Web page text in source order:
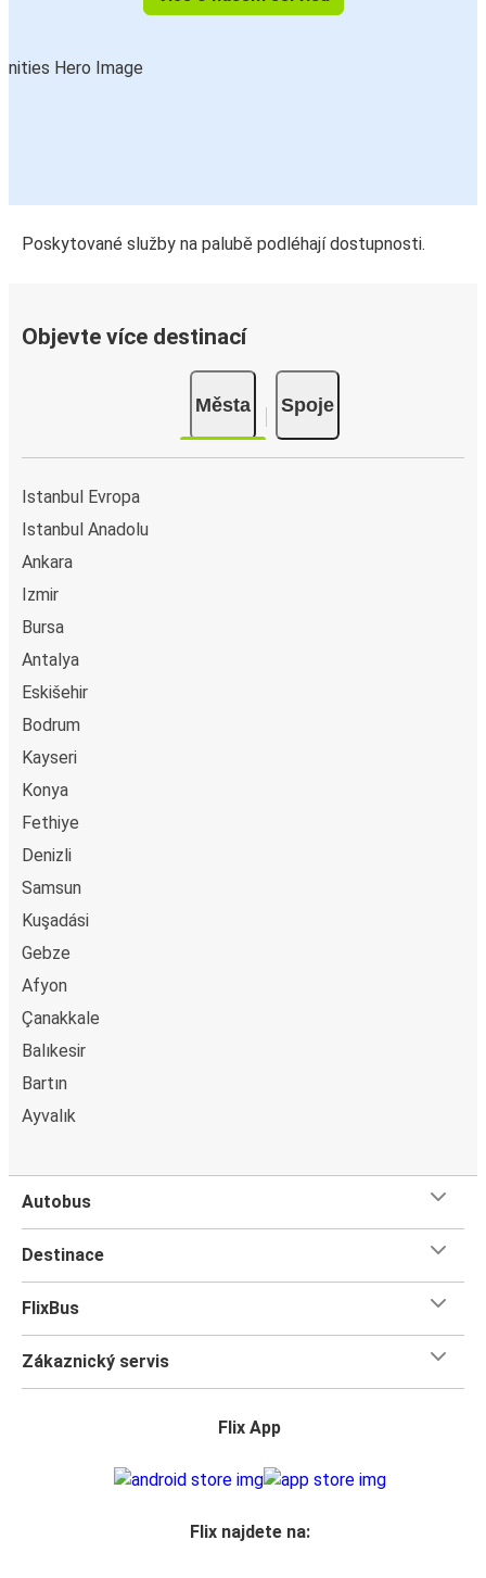
Poskytované služby na palubě podléhají dostupnosti.
Objevte více destinací
Města Spoje
Istanbul Evropa
Istanbul Anadolu
Ankara
Izmir
Bursa
Antalya
Eskišehir
Bodrum
Kayseri
Konya
Fethiye
Denizli
Samsun
Kuşadási
Gebze
Afyon
Çanakkale
Balıkesir
Bartın
Ayvalık
Autobus
Destinace
FlixBus
Zákaznický servis
Flix App
Flix najdete na: